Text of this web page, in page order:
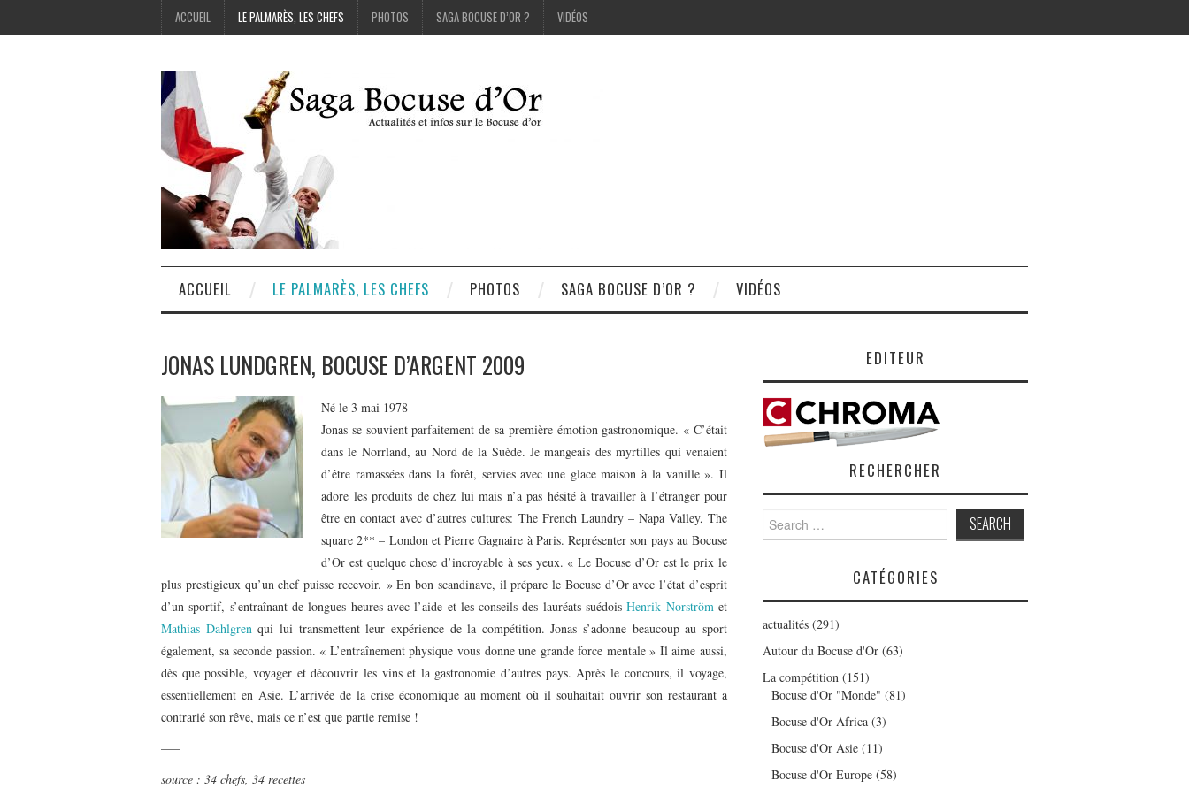
ACCUEIL LE PALMARÈS, LES CHEFS PHOTOS SAGA BOCUSE D’OR ? VIDÉOS
ACCUEIL LE PALMARÈS, LES CHEFS PHOTOS SAGA BOCUSE D’OR ? VIDÉOS
JONAS LUNDGREN, BOCUSE D’ARGENT 2009
Né le 3 mai 1978
Jonas se souvient parfaitement de sa première émotion gastronomique. « C’était
dans le Norrland, au Nord de la Suède. Je mangeais des myrtilles qui venaient
d’être ramassées dans la forêt, servies avec une glace maison à la vanille ». Il
adore les produits de chez lui mais n’a pas hésité à travailler à l’étranger pour
être en contact avec d’autres cultures: The French Laundry – Napa Valley, The
square 2** – London et Pierre Gagnaire à Paris. Représenter son pays au Bocuse
d’Or est quelque chose d’incroyable à ses yeux. « Le Bocuse d’Or est le prix le
plus prestigieux qu’un chef puisse recevoir. » En bon scandinave, il prépare le Bocuse d’Or avec l’état d’esprit
d’un sportif, s’entraînant de longues heures avec l’aide et les conseils des lauréats suédoisHenrik Norström et
Mathias Dahlgren qui lui transmettent leur expérience de la compétition. Jonas s’adonne beaucoup au sport
également, sa seconde passion. « L’entraînement physique vous donne une grande force mentale » Il aime aussi,
dès que possible, voyager et découvrir les vins et la gastronomie d’autres pays. Après le concours, il voyage,
essentiellement en Asie. L’arrivée de la crise économique au moment où il souhaitait ouvrir son restaurant a
contrarié son rêve, mais ce n’est que partie remise !
—–
source : 34 chefs, 34 recettes
EDITEUR
RECHERCHER
Search
for:
CATÉGORIES
actualités (291)
Autour du Bocuse d'Or (63)
La compétition (151)
Bocuse d'Or "Monde" (81)
Bocuse d'Or Africa (3)
Bocuse d'Or Asie (11)
Bocuse d'Or Europe (58)